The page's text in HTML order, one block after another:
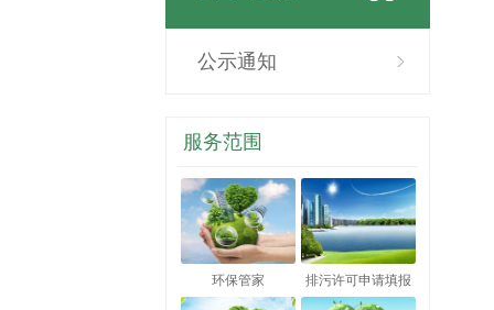
公示通知
服务范围
环保管家 排污许可申请填报